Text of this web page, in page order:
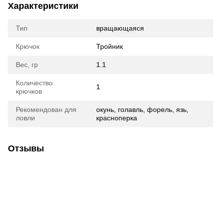
Характеристики
Тип вращающаяся
Крючок Тройник
Вес, гр 1.1
Количество
крючков
1
Рекомендован для
ловли
окунь, голавль, форель, язь,
красноперка
Отзывы